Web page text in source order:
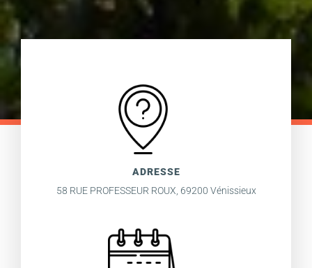
ADRESSE
58 RUE PROFESSEUR ROUX, 69200 Vénissieux